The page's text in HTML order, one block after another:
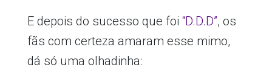
E depois do sucesso que foi “D.D.D”, os
fãs com certeza amaram esse mimo,
dá só uma olhadinha: